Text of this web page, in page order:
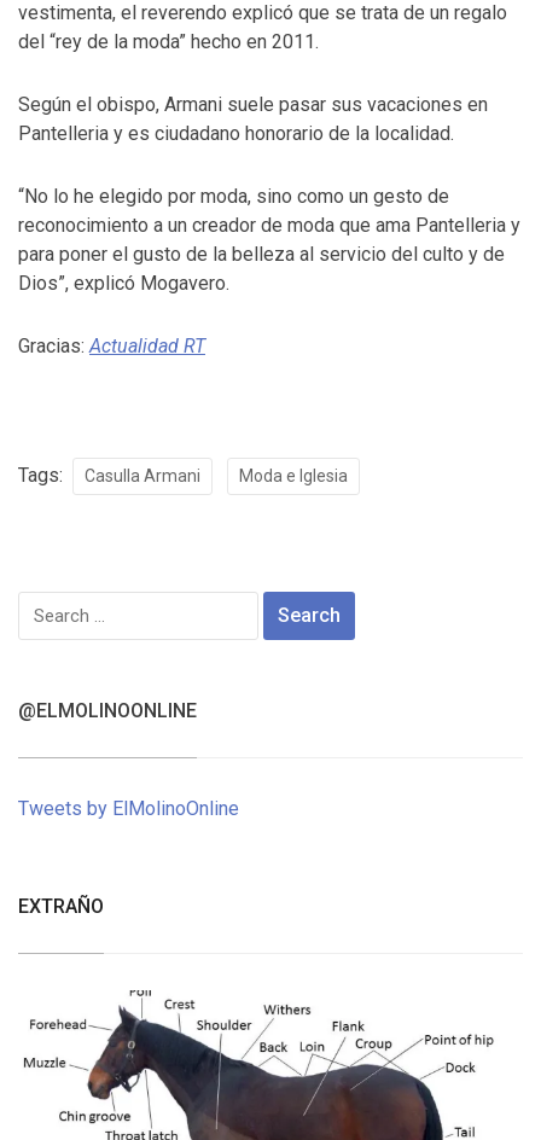
vestimenta, el reverendo explicó que se trata de un regalo
del “rey de la moda” hecho en 2011.
Según el obispo, Armani suele pasar sus vacaciones en
Pantelleria y es ciudadano honorario de la localidad.
“No lo he elegido por moda, sino como un gesto de
reconocimiento a un creador de moda que ama Pantelleria y
para poner el gusto de la belleza al servicio del culto y de
Dios”, explicó Mogavero.
Gracias:Actualidad RT
Tags: Casulla Armani Moda e Iglesia
Search
for:
@ELMOLINOONLINE
Tweets by ElMolinoOnline
EXTRAÑO